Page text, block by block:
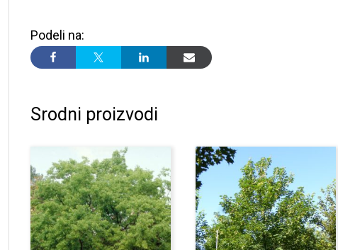
Podeli na:
Srodni proizvodi